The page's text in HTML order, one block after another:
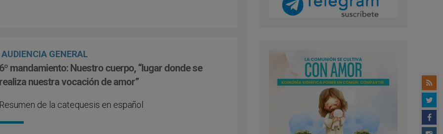
AUDIENCIA GENERAL
mandamiento: Nuestro cuerpo, “lugar donde se
nuestra vocación de amor”
de la catequesis en español